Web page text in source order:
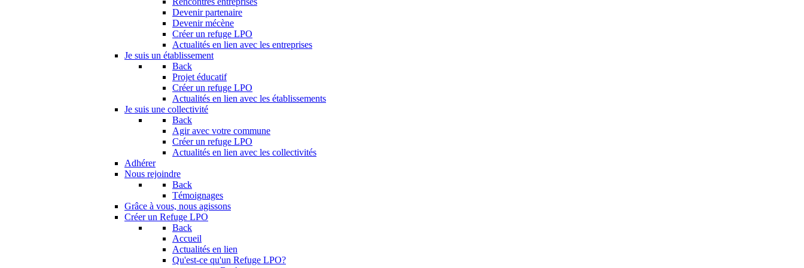
Devenir partenaire
Devenir mécène
Créer un refuge LPO
Actualités en lien avec les entreprises
Je suis un établissement
Back
Projet éducatif
Créer un refuge LPO
Actualités en lien avec les établissements
Je suis une collectivité
Back
Agir avec votre commune
Créer un refuge LPO
Actualités en lien avec les collectivités
Adhérer
Nous rejoindre
Back
Témoignages
Grâce à vous, nous agissons
Créer un Refuge LPO
Back
Accueil
Actualités en lien
Qu'est-ce qu'un Refuge LPO?